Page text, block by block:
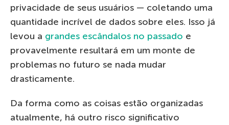
privacidade de seus usuários — coletando uma
quantidade incrível de dados sobre eles. Isso já
levou a grandes escândalos no passado e
provavelmente resultará em um monte de
problemas no futuro se nada mudar
drasticamente.
Da forma como as coisas estão organizadas
atualmente, há outro risco significativo